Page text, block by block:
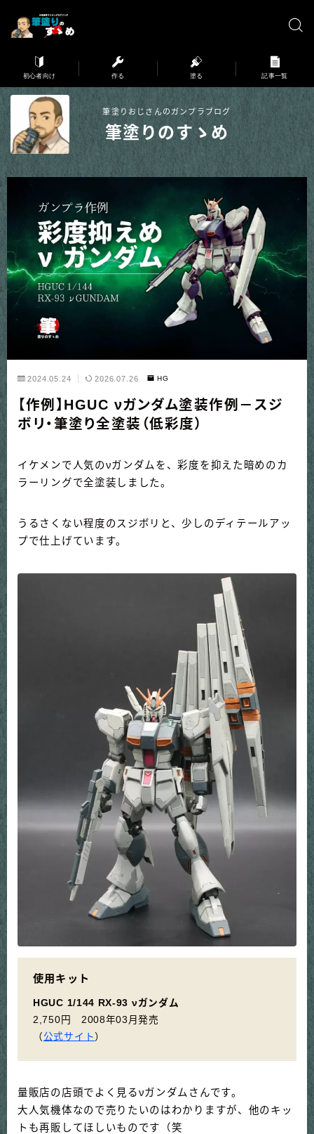
初心者向け 作る 塗る 記事一覧
※弊サイトはアフィリエイト広告を利用しています。
筆塗りおじさんのガンプラブログ
筆塗りのすゝめ
2024.05.24 2026.07.26 HG
【作例】HGUC νガンダム塗装作例－スジ
ボリ・筆塗り全塗装（低彩度）
イケメンで人気のνガンダムを、彩度を抑えた暗めのカ
ラーリングで全塗装しました。
うるさくない程度のスジボリと、少しのディテールアッ
プで仕上げています。
使用キット
HGUC 1/144 RX-93 νガンダム
2,750円 2008年03月発売
（ 公式サイト ）
量販店の店頭でよく見るνガンダムさんです。
大人気機体なので売りたいのはわかりますが、他のキッ
トも再販してほしいものです（笑